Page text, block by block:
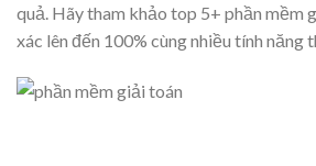
quả. Hãy tham khảo top 5+ phần mềm
xác lên đến 100% cùng nhiều tính năng